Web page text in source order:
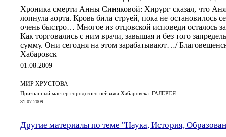
Хроника смерти Анны Синяковой: Хирург сказал, что Аня
лопнула аорта. Кровь била струей, пока не остановилось
очень быстро… Многое из отцовской исповеди осталось
Как торговались с ним врачи, завышая и без того
сумму. Они сегодня на этом зарабатывают…/
Хабаровск
01.08.2009
МИР ХРУСТОВА
Признанный мастер городского пейзажа Хабаровска: ГАЛЕРЕЯ
31.07.2009
Другие материалы по теме "Наука, История,